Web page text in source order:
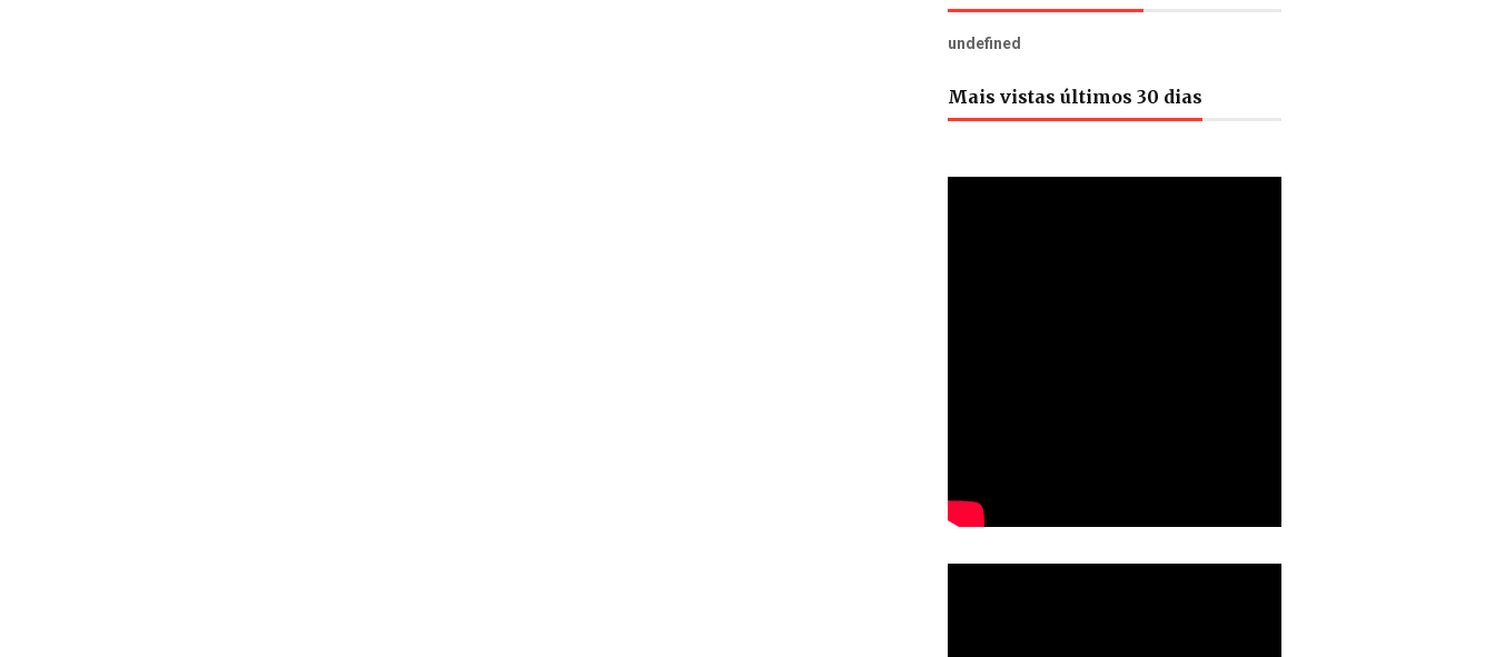
und efned
Mais vistas últimos 30 dias